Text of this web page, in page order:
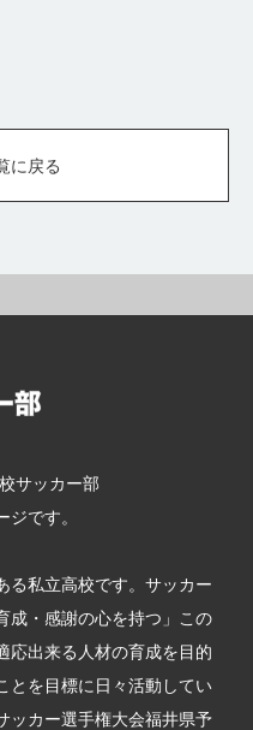
に戻る
サッカー部
です。
る私立高校です。サッカー
成・感謝の心を持つ」この
応出来る人材の育成を目的
とを目標に日々活動してい
ッカー選手権大会福井県予